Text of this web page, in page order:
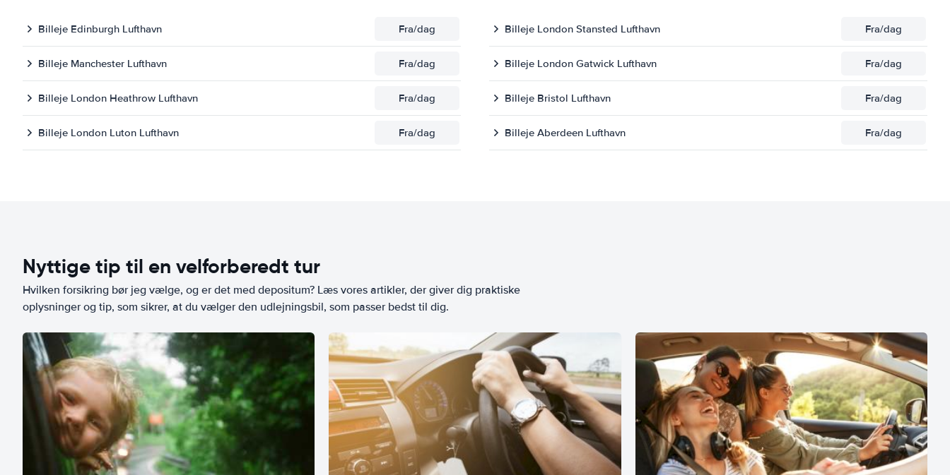
Billeje Edinburgh Lufthavn Fra/dag Billeje London Stansted Lufthavn Fra/dag
Billeje Manchester Lufthavn Fra/dag Billeje London Gatwick Lufthavn Fra/dag
Billeje London Heathrow Lufthavn Fra/dag Billeje Bristol Lufthavn Fra/dag
Billeje London Luton Lufthavn Fra/dag Billeje Aberdeen Lufthavn Fra/dag
Nyttige tip til en velforberedt tur
Hvilken forsikring bør jeg vælge, og er det med depositum? Læs vores artikler, der giver dig praktiske
oplysninger og tip, som sikrer, at du vælger den udlejningsbil, som passer bedst til dig.